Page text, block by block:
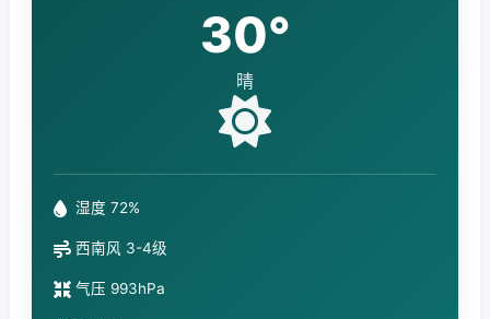
30°
晴
湿度 72%
西南风 3-4级
气压 993hPa